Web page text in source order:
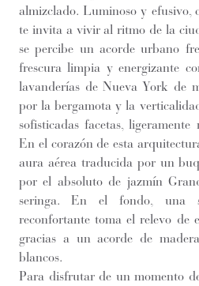
almizclado. Luminoso y efusivo,
te invita a vivir al ritmo de la
se percibe un acorde urbano
frescura limpia y energizante
lavanderías de Nueva York de
por la bergamota y la
sofisticadas facetas, ligeramente
En el corazón de esta
aura aérea traducida por un
por el absoluto de jazmín
seringa. En el fondo, una
reconfortante toma el relevo de
gracias a un acorde de
blancos.
Para disfrutar de un momento